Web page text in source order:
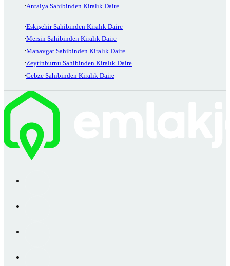
Antalya Sahibinden Kiralık Daire
Eskişehir Sahibinden Kiralık Daire
Mersin Sahibinden Kiralık Daire
Manavgat Sahibinden Kiralık Daire
Zeytinburnu Sahibinden Kiralık Daire
Gebze Sahibinden Kiralık Daire